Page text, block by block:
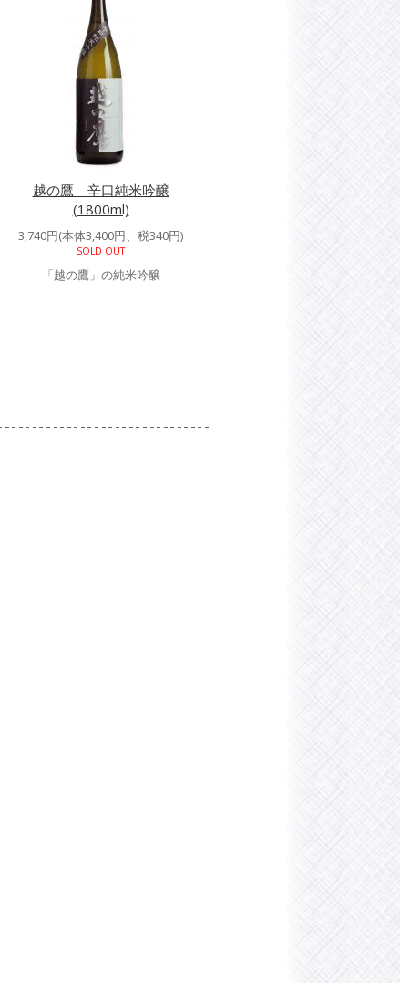
越の鷹 辛口純米吟醸
(1800ml)
3,740円(本体3,400円、税340円)
SOLD OUT
「越の鷹」の純米吟醸